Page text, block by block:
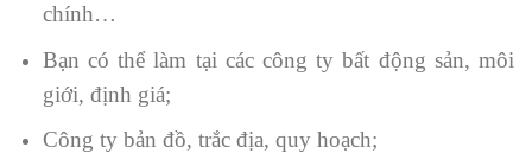
chính…
Bạn có thể làm tại các công ty bất động sản, môi
giới, định giá;
Công ty bản đồ, trắc địa, quy hoạch;